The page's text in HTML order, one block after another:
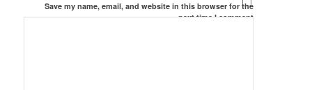
Save my name, email, and website in this browser for the
next time I comment.